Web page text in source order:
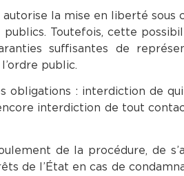
la mise en liberté sous
Toutefois, cette
suffisantes de
public.
obligations : interdiction de
interdiction de tout
de la procédure, de
de l’État en cas de